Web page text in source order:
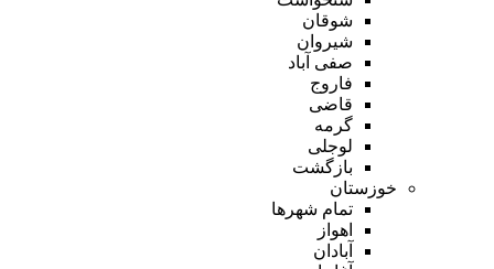
شوقان
شیروان
صفی آباد
فاروج
قاضی
گرمه
لوجلی
بازگشت
خوزستان
تمام شهر‌ها
اهواز
آبادان